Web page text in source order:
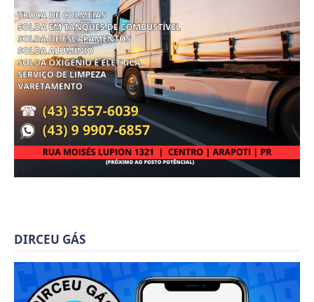
DIRCEU GÁS